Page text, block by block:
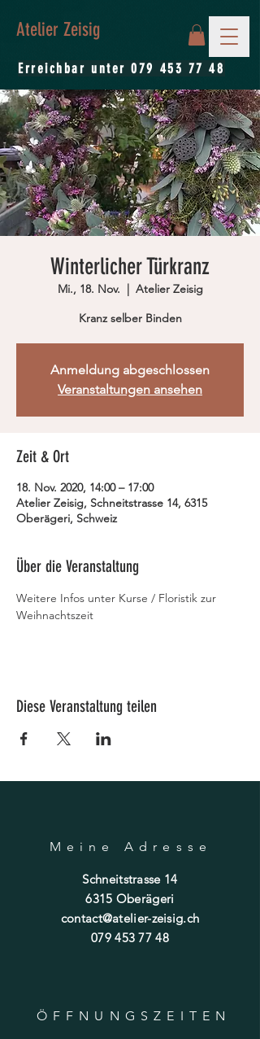
Erreichbar unter079 453 77 48
Atelier Zeisig
Winterlicher Türkranz
Mi., 18. Nov.
  |
Atelier Zeisig
Kranz selber Binden
Anmeldung abgeschlossen
Veranstaltungen ansehen
Zeit & Ort
18. Nov. 2020, 14:00 – 17:00
Atelier Zeisig, Schneitstrasse 14, 6315
Oberägeri, Schweiz
Über die Veranstaltung
Weitere Infos unter Kurse / Floristik zur
Weihnachtszeit
Diese Veranstaltung teilen
Meine Adresse
Schneitstrasse 14
6315 Oberägeri
contact@atelier-zeisig.ch
079 453 77 48
ÖFFNUNGSZEITE N